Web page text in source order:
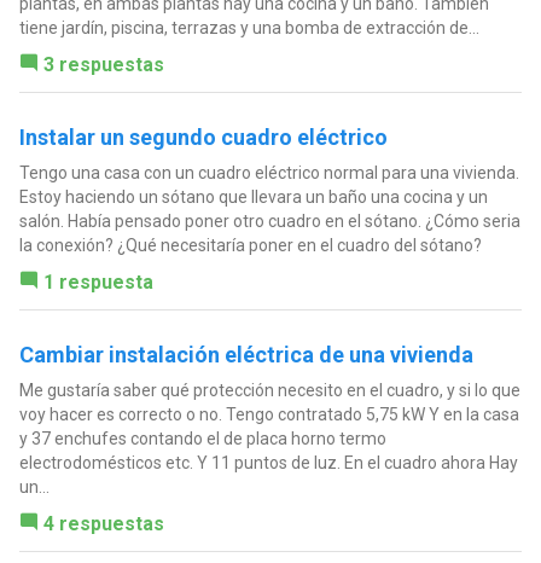
tiene jardín, piscina, terrazas y una bomba de extracción de...
3 respuestas
Instalar un segundo cuadro eléctrico
Tengo una casa con un cuadro eléctrico normal para una vivienda.
Estoy haciendo un sótano que llevara un baño una cocina y un
salón. Había pensado poner otro cuadro en el sótano. ¿Cómo seria
la conexión? ¿Qué necesitaría poner en el cuadro del sótano?
1 respuesta
Cambiar instalación eléctrica de una vivienda
Me gustaría saber qué protección necesito en el cuadro, y si lo que
voy hacer es correcto o no. Tengo contratado 5,75 kW Y en la casa
y 37 enchufes contando el de placa horno termo
electrodomésticos etc. Y 11 puntos de luz. En el cuadro ahora Hay
un...
4 respuestas